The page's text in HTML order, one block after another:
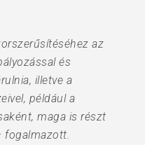
az
és
illetve a
például a
maga is részt
fogalmazott.